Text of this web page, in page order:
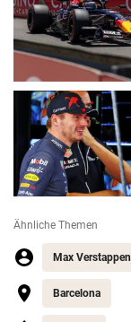
Ähnliche Themen
Max Verstappen
Barcelona